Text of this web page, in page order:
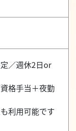
／週休2日or
格手当＋夜勤
利用可能です